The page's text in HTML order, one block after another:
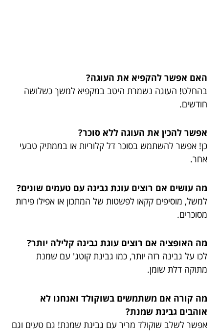
האם אפשר להקפיא את העוגה?
בהחלט! העוגה נשמרת היטב במקפיא למשך כשלושה
חודשים.
אפשר להכין את העוגה ללא סוכר?
כן! אפשר להשתמש בסוכר דל קלוריות או בממתיק טבעי
אחר.
מה עושים אם רוצים עוגת גבינה עם טעמים שונים?
למשל, מוסיפים קקאו לפשטות של המתכון או אפילו פירות
מסוכרים.
מה האופציה אם רוצים עוגת גבינה קלילה יותר?
לכו על גבינה רזה יותר, כמו גבינת קוטג' עם שמנת
מתוקה דלת שומן.
מה קורה אם משתמשים בשוקולד ואנחנו לא
אוהבים גבינת שמנת?
אפשר לשלב שוקולד מריר עם גבינת שמנת! גם טעים וגם